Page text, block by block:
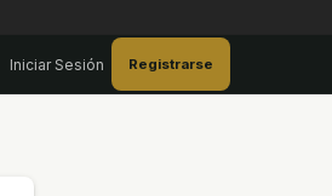
Iniciar Sesión Registrarse